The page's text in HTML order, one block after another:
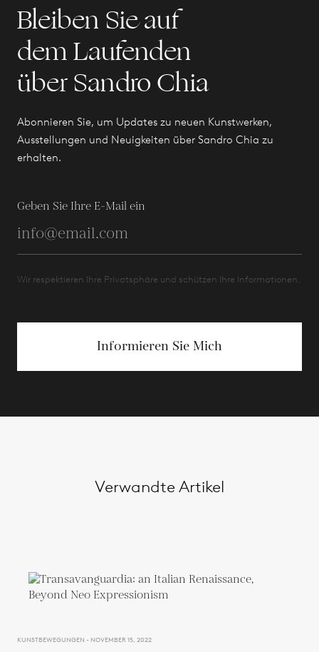
Bleiben Sie auf
dem Laufenden
über Sandro Chia
Abonnieren Sie, um Updates zu neuen Kunstwerken,
Ausstellungen und Neuigkeiten über Sandro Chia zu
erhalten.
Geben Sie Ihre E-Mail ein
Wir respektieren Ihre Privatsphäre und schützen Ihre Informationen.
Informieren Sie Mich
Verwandte Artikel
KUNSTBEWEGUNGEN - NOVEMBER 15, 2022